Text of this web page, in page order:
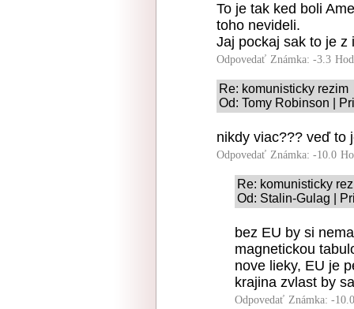
To je tak ked boli
toho nevideli.
Jaj pockaj sak to je z
Odpovedať Známka: -3.3
Re: komunisticky rezim
Od: Tomy Robinson |
nikdy viac??? veď to
Odpovedať Známka: -10.0
Re: komunisticky
Od: Stalin-Gulag |
bez EU by si
magnetickou
nove lieky, EU je
krajina zvlast by
Odpovedať Známka: -10.0